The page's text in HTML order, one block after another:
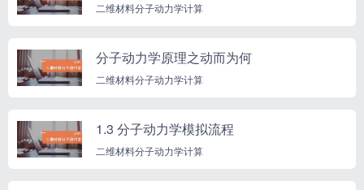
二维材料分子动力学计算
分子动力学原理之动而为何
二维材料分子动力学计算
1.3 分子动力学模拟流程
二维材料分子动力学计算